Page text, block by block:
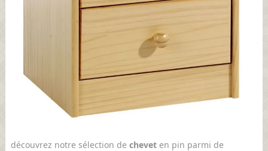
découvrez notre sélection de cheveten pin parmi de